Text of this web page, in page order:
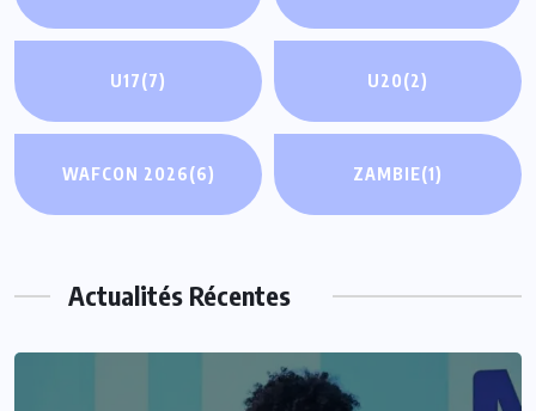
U17(7) U20(2)
WAFCON 2026(6) ZAMBIE(1)
Actualités Récentes